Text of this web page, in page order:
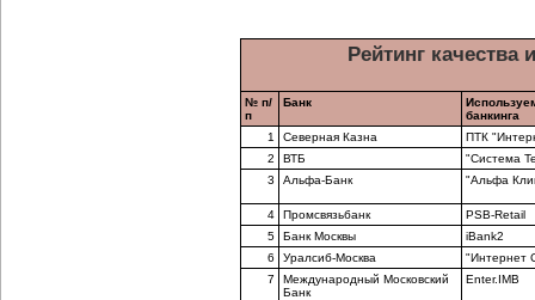
Рейтинг
№ п/
п
Банк
банкинга
1
Северная Казна
ПТК
2
ВТБ
"Система
3
Альфа-Банк "Альфа
4 Промсвязьбанк
PSB-Retail
5
Банк Москвы
iBank2
6
Уралсиб-Москва
"Интернет
7
Международный Московский
Банк
Enter.IMB